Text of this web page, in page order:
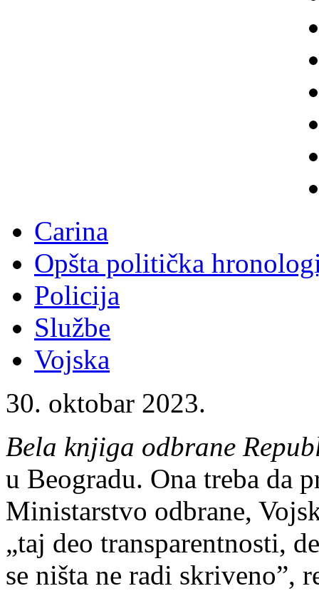
Carina
Opšta politička
Policija
Službe
Vojska
30. oktobar 2023.
Bela knjiga odbrane
u Beogradu. Ona treba da
Ministarstvo odbrane,
„taj deo transparentnosti,
se ništa ne radi skriveno”,